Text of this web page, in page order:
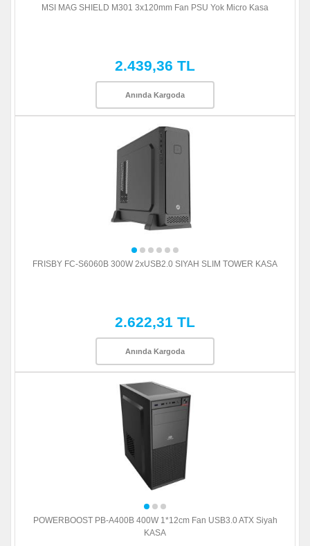
MSI MAG SHIELD M301 3x120mm Fan PSU Yok Micro Kasa
2.439,36 TL
Anında Kargoda
FRISBY FC-S6060B 300W 2xUSB2.0 SIYAH SLIM TOWER KASA
2.622,31 TL
Anında Kargoda
POWERBOOST PB-A400B 400W 1*12cm Fan USB3.0 ATX Siyah
KASA